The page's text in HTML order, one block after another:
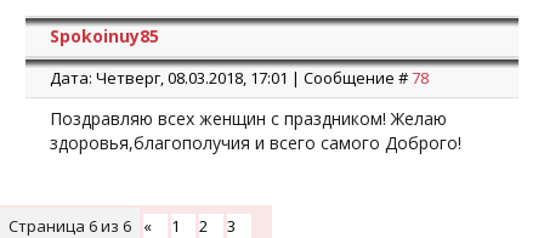
Spokoinuy85
Дата: Четверг, 08.03.2018, 17:01 | Сообщение #78
Поздравляю всех женщин с праздником! Желаю
здоровья,благополучия и всего самого Доброго!
Страница 6из 6 « 1 2
3